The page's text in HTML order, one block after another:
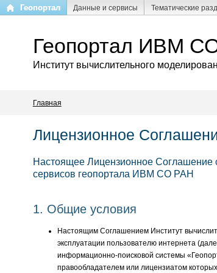
Перейти
содержанию
Геопортал Данные и сервисы Тематические
Геопортал ИВМ
Институт вычислительного
Главная
Лицензионное
Настоящее Лицензионное Соглашение
сервисов геопортала ИВМ СО РАН
1. Общие условия
Настоящим Соглашением Институт
эксплуатации пользователю интернета
информационно-поисковой системы
правообладателем или лицензиатом